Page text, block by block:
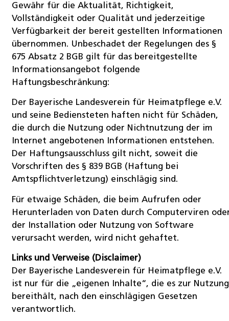
Gewähr für die Aktualität, Richtigkeit,
Vollständigkeit oder Qualität und jederzeitige
Verfügbarkeit der bereit gestellten Informationen
übernommen. Unbeschadet der Regelungen des §
675 Absatz 2 BGB gilt für das bereitgestellte
Informationsangebot folgende
Haftungsbeschränkung:
Der Bayerische Landesverein für Heimatpflege e.V.
und seine Bediensteten haften nicht für Schäden,
die durch die Nutzung oder Nichtnutzung der im
Internet angebotenen Informationen entstehen.
Der Haftungsausschluss gilt nicht, soweit die
Vorschriften des § 839 BGB (Haftung bei
Amtspflichtverletzung) einschlägig sind.
Für etwaige Schäden, die beim Aufrufen oder
Herunterladen von Daten durch Computerviren
der Installation oder Nutzung von Software
verursacht werden, wird nicht gehaftet.
Links und Verweise (Disclaimer)
Der Bayerische Landesverein für Heimatpflege e.V.
ist nur für die „eigenen Inhalte“, die es zur Nutzung
bereithält, nach den einschlägigen Gesetzen
verantwortlich.